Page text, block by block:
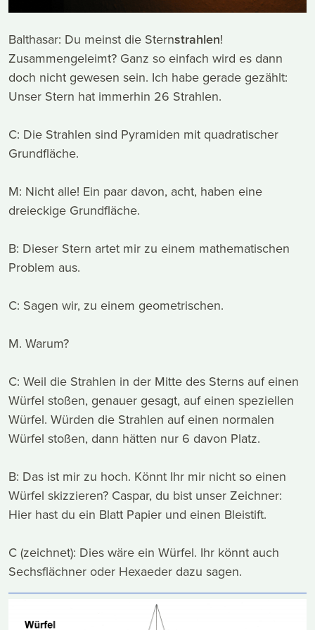
Balthasar: Du meinst die Sternstrahlen!
Zusammengeleimt? Ganz so einfach wird es dann
doch nicht gewesen sein. Ich habe gerade gezählt:
Unser Stern hat immerhin 26 Strahlen.
C: Die Strahlen sind Pyramiden mit quadratischer
Grundfläche.
M: Nicht alle! Ein paar davon, acht, haben eine
dreieckige Grundfläche.
B: Dieser Stern artet mir zu einem mathematischen
Problem aus.
C: Sagen wir, zu einem geometrischen.
M. Warum?
C: Weil die Strahlen in der Mitte des Sterns auf einen
Würfel stoßen, genauer gesagt, auf einen speziellen
Würfel. Würden die Strahlen auf einen normalen
Würfel stoßen, dann hätten nur 6 davon Platz.
B: Das ist mir zu hoch. Könnt Ihr mir nicht so einen
Würfel skizzieren? Caspar, du bist unser Zeichner:
Hier hast du ein Blatt Papier und einen Bleistift.
C (zeichnet): Dies wäre ein Würfel. Ihr könnt auch
Sechsflächner oder Hexaeder dazu sagen.